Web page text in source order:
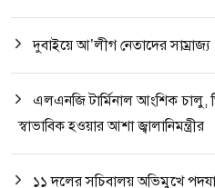
দুবাইয়ে আ’লীগ নেতাদের সাম্রাজ্য
এলএনজি টার্মিনাল আংশিক চালু,
স্বাভাবিক হওয়ার আশা জ্বালানিমন্ত্রীর
১১ দলের সচিবালয় অভিমুখে